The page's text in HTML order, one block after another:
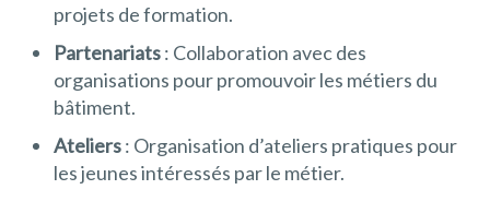
projets de formation.
Partenariats: Collaboration avec des
organisations pour promouvoir les métiers du
bâtiment.
Ateliers: Organisation d’ateliers pratiques pour
les jeunes intéressés par le métier.